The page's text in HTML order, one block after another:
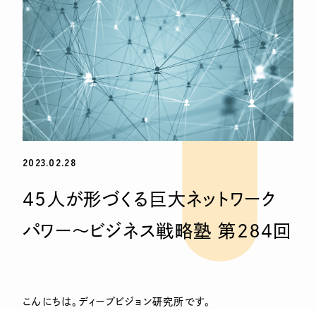
2023.02.28
45人が形づくる巨大ネットワーク
パワー〜ビジネス戦略塾 第284回
こんにちは。ディープビジョン研究所です。